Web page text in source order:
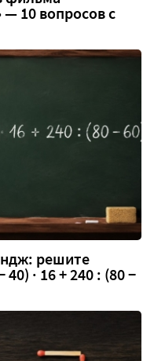
— 10 вопросов с
решите
· 16 + 240 : (80 −